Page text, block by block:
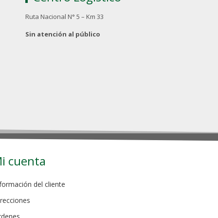
Ruta Nacional N° 5 – Km 33
Sin atención al público
cuenta
del cliente